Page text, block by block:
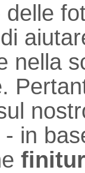
delle
nella
- in